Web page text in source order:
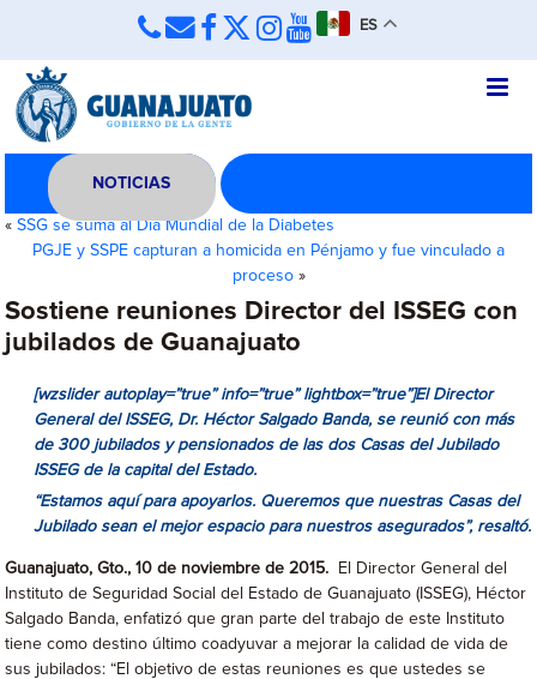
ES
NOTICIAS
«SSG se suma al Día Mundial de la Diabetes
PGJE y SSPE capturan a homicida en Pénjamo y fue vinculado a
proceso»
Sostiene reuniones Director del ISSEG con
jubilados de Guanajuato
[wzslider autoplay=”true” info=”true” lightbox=”true”]El Director
General del ISSEG, Dr. Héctor Salgado Banda, se reunió con más
de 300 jubilados y pensionados de las dos Casas del Jubilado
ISSEG de la capital del Estado.
“Estamos aquí para apoyarlos. Queremos que nuestras Casas del
Jubilado sean el mejor espacio para nuestros asegurados”, resaltó.
Guanajuato, Gto., 10 de noviembre de 2015.
El Director General del
Instituto de Seguridad Social del Estado de Guanajuato (ISSEG), Héctor
Salgado Banda, enfatizó que gran parte del trabajo de este Instituto
tiene como destino último coadyuvar a mejorar la calidad de vida de
sus jubilados: “El objetivo de estas reuniones es que ustedes se